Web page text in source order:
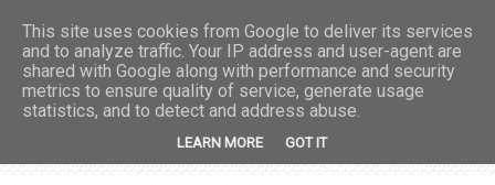
This site uses cookies from Google to deliver its services
and to analyze traffic. Your IP address and user-agent are
shared with Google along with performance and security
metrics to ensure quality of service, generate usage
statistics, and to detect and address abuse.
LEARN MORE GOT IT